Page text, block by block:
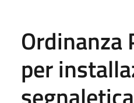
Ordinanza
per